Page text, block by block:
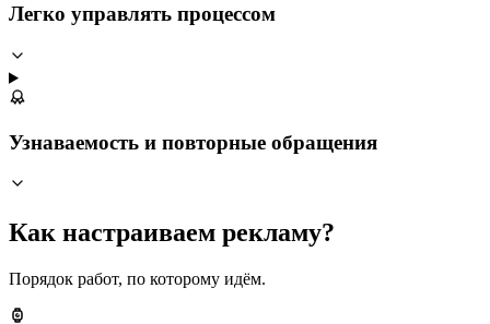
Легко управлять процессом
Узнаваемость и повторные обращения
Как настраиваем рекламу?
Порядок работ, по которому идём.